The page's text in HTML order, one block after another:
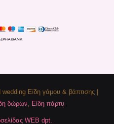
Είδη γάμου & βάπτισης |
δώρων, Είδη πάρτυ
WEB dpt.